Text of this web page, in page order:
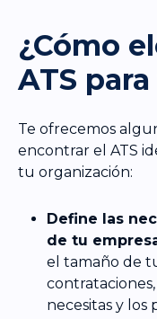
¿Cómo
ATS
Te ofrecemos
encontrar el ATS
tu organización:
Define las
de tu
el tamaño de
necesitas y